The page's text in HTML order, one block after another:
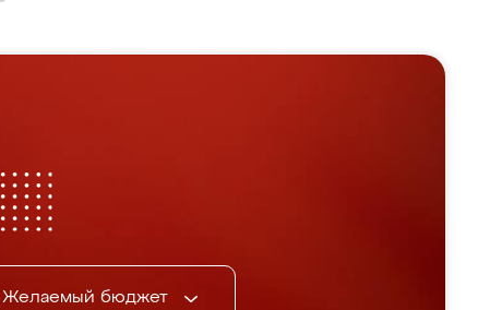
Желаемый бюджет